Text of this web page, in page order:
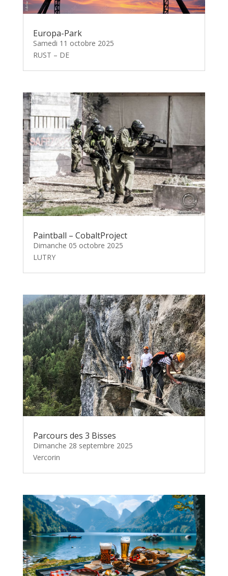
Europa-Park
Samedi 11 octobre 2025
RUST – DE
Paintball – CobaltProject
Dimanche 05 octobre 2025
LUTRY
Parcours des 3 Bisses
Dimanche 28 septembre 2025
Vercorin